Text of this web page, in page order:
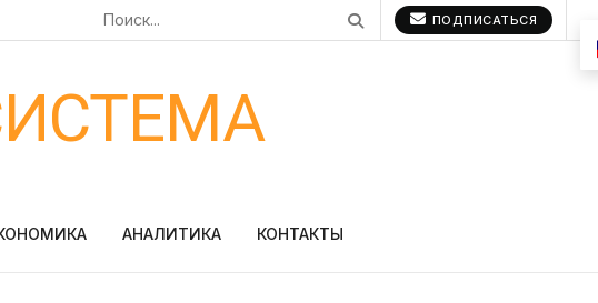
ПОДПИСАТЬСЯ
АНАЛИТИКА КОНТАКТЫ